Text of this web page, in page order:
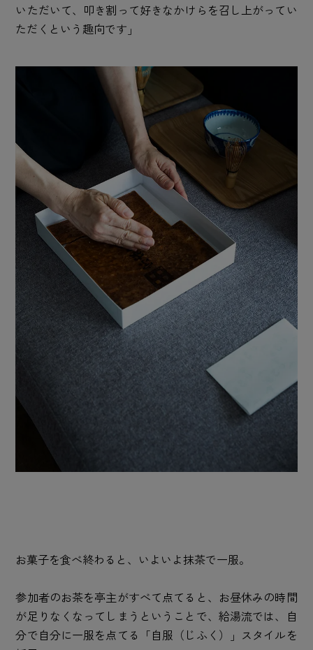
いただいて、叩き割って好きなかけらを召し上がってい
ただくという趣向です」
お菓子を食べ終わると、いよいよ抹茶で一服。
参加者のお茶を亭主がすべて点てると、お昼休みの時間
が足りなくなってしまうということで、給湯流では、自
分で自分に一服を点てる「自服（じふく）」スタイルを